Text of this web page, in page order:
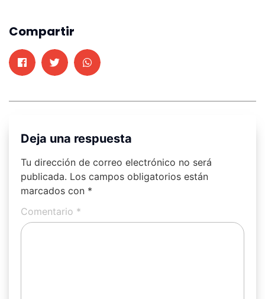
Compartir
Deja una respuesta
Tu dirección de correo electrónico no será
publicada. Los campos obligatorios están
marcados con *
Comentario *